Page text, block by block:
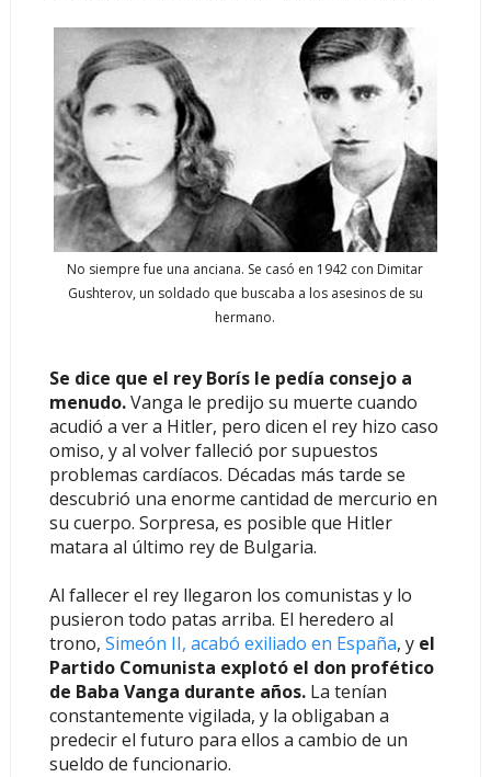
No siempre fue una anciana. Se casó en 1942 con Dimitar
Gushterov, un soldado que buscaba a los asesinos de su
hermano.
Se dice que el rey Borís le pedía consejo a
menudo.Vanga le predijo su muerte cuando
acudió a ver a Hitler, pero dicen el rey hizo caso
omiso, y al volver falleció por supuestos
problemas cardíacos. Décadas más tarde se
descubrió una enorme cantidad de mercurio en
su cuerpo. Sorpresa, es posible que Hitler
matara al último rey de Bulgaria.
Al fallecer el rey llegaron los comunistas y lo
pusieron todo patas arriba. El heredero al
trono, Simeón II, acabó exiliado en España, y el
Partido Comunista explotó el don profético
de Baba Vanga durante años.La tenían
constantemente vigilada, y la obligaban a
predecir el futuro para ellos a cambio de un
sueldo de funcionario.